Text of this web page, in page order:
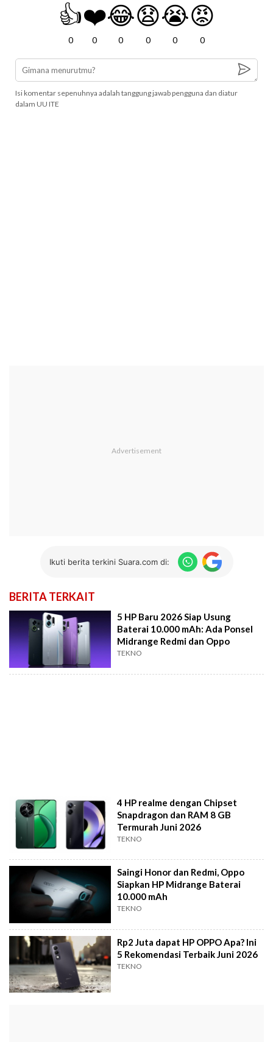
👍
0
❤️
0
😂
0
😧
0
😭
0
😡
0
Isi komentar sepenuhnya adalah tanggung jawab pengguna dan diatur
dalam UU ITE
Ikuti berita terkini Suara.com di:
BERITA TERKAIT
5 HP Baru 2026 Siap Usung
Baterai 10.000 mAh: Ada Ponsel
Midrange Redmi dan Oppo
TEKNO
4 HP realme dengan Chipset
Snapdragon dan RAM 8 GB
Termurah Juni 2026
TEKNO
Saingi Honor dan Redmi, Oppo
Siapkan HP Midrange Baterai
10.000 mAh
TEKNO
Rp2 Juta dapat HP OPPO Apa? Ini
5 Rekomendasi Terbaik Juni 2026
TEKNO